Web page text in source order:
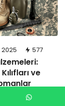
2025 577
ve